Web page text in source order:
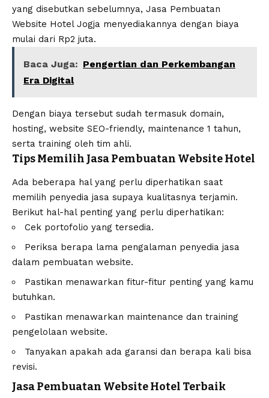
yang disebutkan sebelumnya, Jasa Pembuatan
Website Hotel Jogja menyediakannya dengan biaya
mulai dari Rp2 juta.
Baca Juga: Pengertian dan Perkembangan
Era Digital
Dengan biaya tersebut sudah termasuk domain,
hosting, website SEO-friendly, maintenance 1 tahun,
serta training oleh tim ahli.
Tips Memilih Jasa Pembuatan Website Hotel
Ada beberapa hal yang perlu diperhatikan saat
memilih penyedia jasa supaya kualitasnya terjamin.
Berikut hal-hal penting yang perlu diperhatikan:
Cek portofolio yang tersedia.
Periksa berapa lama pengalaman penyedia jasa
dalam pembuatan website.
Pastikan menawarkan fitur-fitur penting yang kamu
butuhkan.
Pastikan menawarkan maintenance dan training
pengelolaan website.
Tanyakan apakah ada garansi dan berapa kali bisa
revisi.
Jasa Pembuatan Website Hotel Terbaik